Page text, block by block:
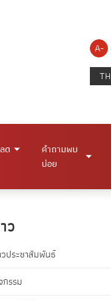
A-
TH
ด
คำถามพบ
บ่อย
ว
วประชาสัมพันธ์
กรรม